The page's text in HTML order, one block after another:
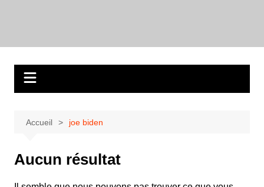
Accueil joe biden
Aucun résultat